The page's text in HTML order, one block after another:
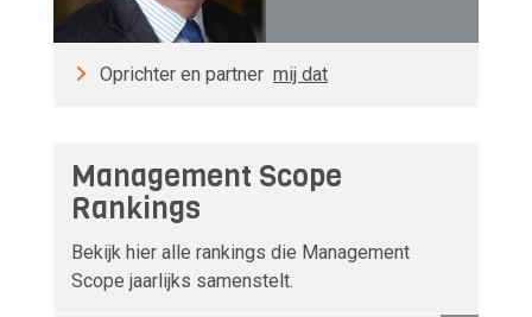
Oprichter en partner mij dat
Management Scope
Rankings
Bekijk hier alle rankings die Management
Scope jaarlijks samenstelt.